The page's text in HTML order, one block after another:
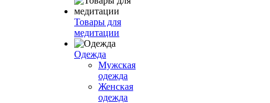
Товары для
медитации
Одежда
Мужская
одежда
Женская
одежда